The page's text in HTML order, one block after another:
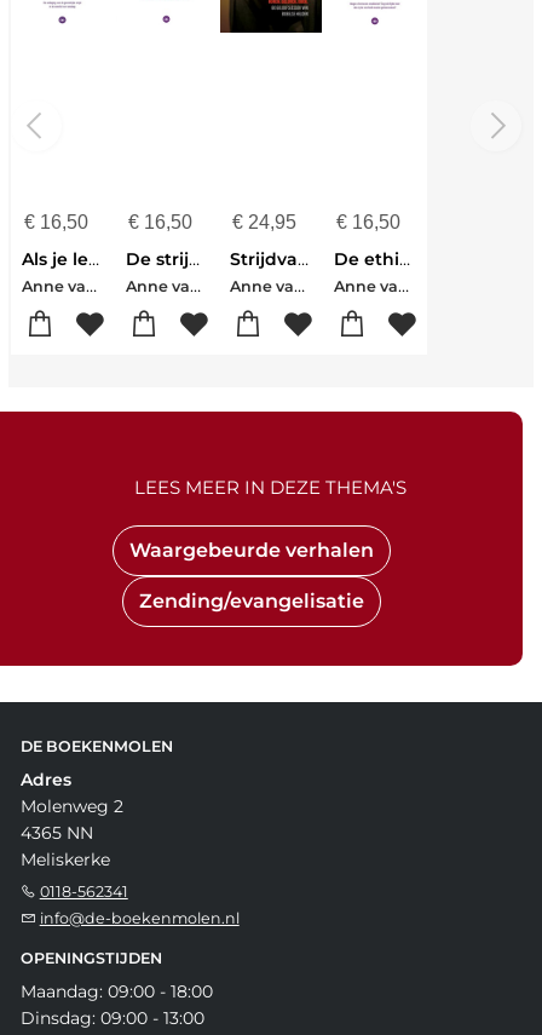
€16,50
Als je leven je lief is
Anne van der Bijl
€16,50
De strijd om Afrika
Anne van der Bijl
€ 24,95
Strijdvaardig
Anne van der Bijl-Al Jansen
€ 16,50
De ethiek van het smokkelen
Anne van der Bijl
Waargebeurde verhalen
Zending/evangelisatie
LEES MEER IN DEZE THEMA'S
DE BOEKENMOLEN
Adres
Molenweg 2
4365 NN
Meliskerke
0118-562341
info@de-boekenmolen.nl
OPENINGSTIJDEN
Maandag: 09:00 - 18:00
Dinsdag: 09:00 - 13:00